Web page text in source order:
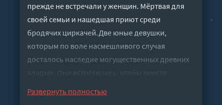
прежде не встречали у женщин. Мёртвая для
своей семьи и нашедшая приют среди
бродячих циркачей.Две юные девушки,
которым по воле насмешливого случая
досталось наследие могущественных древних
владык. Они встретились, чтобы вместе
свою страну к величию. Впереди у них битва,
Развернуть полностью